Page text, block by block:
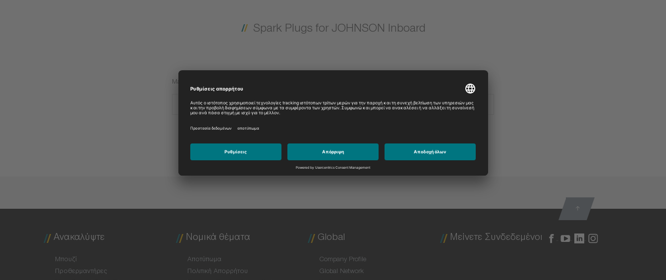
Spark Plugs for JOHNSON Inboard
Manufacturer:
JOHNSON Please select
Ανακαλύψτε
Μπουζί
Προθερμαντήρες
Νομικά θέματα
Αποτύπωμα
Πολιτική Απορρήτου
Global
Company Profile
Global Network
Μείνετε Συνδεδεμένοι